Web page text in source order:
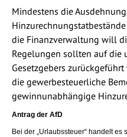
Mindestens die
die Finanzverwaltung will
Regelungen sollten auf die
Gesetzgebers
die gewerbesteuerliche
gewinnunabhängige
Antrag der AfD
Bei der „Urlaubssteuer“ handelt